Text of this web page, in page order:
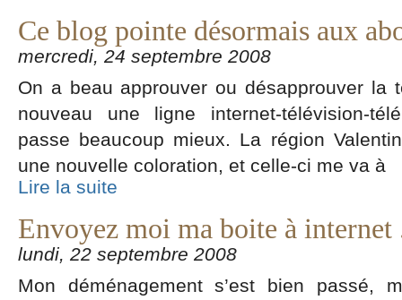
Ce blog pointe désormais aux
mercredi, 24 septembre 2008
On a beau approuver ou désapprouver la
nouveau une ligne internet-télévision-
passe beaucoup mieux. La région
une nouvelle coloration, et celle-ci me va à
Lire la suite
Envoyez moi ma boite à
lundi, 22 septembre 2008
Mon déménagement s’est bien passé,